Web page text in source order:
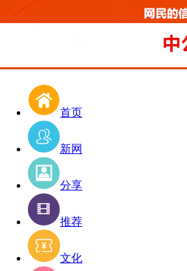
首页
新网
分享
推荐
文化